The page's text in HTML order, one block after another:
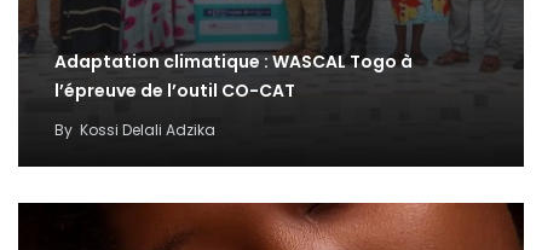
Adaptation climatique : WASCAL Togo à
l’épreuve de l’outil CO-CAT
By Kossi Delali Adzika